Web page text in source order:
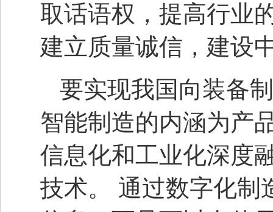
取话语权，提高行业
建立质量诚信，建设
要实现我国向装备
智能制造的内涵为产
信息化和工业化深度
技术。 通过数字化制